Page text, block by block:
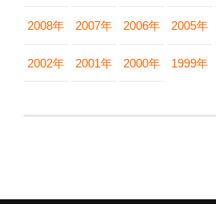
2008年 2007年 2006年 2005年
2002年 2001年 2000年 1999年